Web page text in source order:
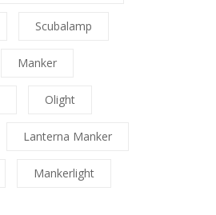
Scubalamp
Manker
Olight
Lanterna Manker
Mankerlight